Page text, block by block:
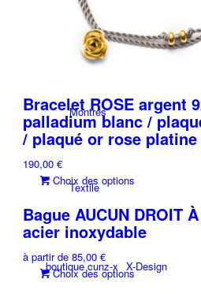
Culture de la table
Montres
Textile
boutique cunz-x X-Design
Bracelet ROSE argent
palladium blanc /
/ plaqué or rose platine
190,00€
Choix des options
a
Les
Bague AUCUN DROIT
acier inoxydable
à partir de85,00€
Choix des options
Ce